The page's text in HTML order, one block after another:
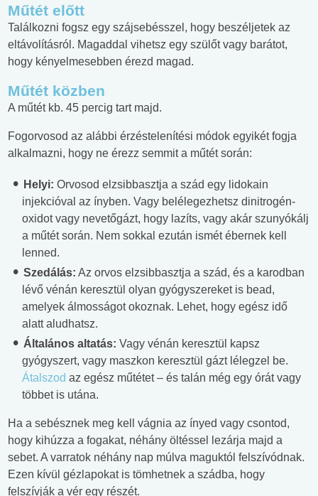
Műtét előtt
Találkozni fogsz egy szájsebésszel, hogy beszéljetek az
eltávolításról. Magaddal vihetsz egy szülőt vagy barátot,
hogy kényelmesebben érezd magad.
Műtét közben
A műtét kb. 45 percig tart majd.
Fogorvosod az alábbi érzéstelenítési módok egyikét fogja
alkalmazni, hogy ne érezz semmit a műtét során:
Helyi: Orvosod elzsibbasztja a szád egy lidokain
injekcióval az ínyben. Vagy belélegezhetsz dinitrogén-
oxidot vagy nevetőgázt, hogy lazíts, vagy akár szunyókálj
a műtét során. Nem sokkal ezután ismét ébernek kell
lenned.
Szedálás: Az orvos elzsibbasztja a szád, és a karodban
lévő vénán keresztül olyan gyógyszereket is bead,
amelyek álmosságot okoznak. Lehet, hogy egész idő
alatt aludhatsz.
Általános altatás: Vagy vénán keresztül kapsz
gyógyszert, vagy maszkon keresztül gázt lélegzel be.
Átalszod az egész műtétet – és talán még egy órát vagy
többet is utána.
Ha a sebésznek meg kell vágnia az ínyed vagy csontod,
hogy kihúzza a fogakat, néhány öltéssel lezárja majd a
sebet. A varratok néhány nap múlva maguktól felszívódnak.
Ezen kívül gézlapokat is tömhetnek a szádba, hogy
felszívják a vér egy részét.